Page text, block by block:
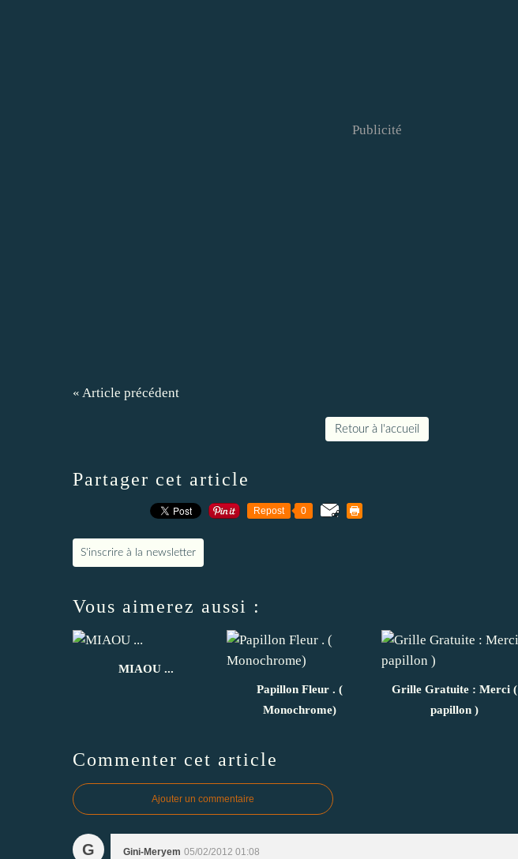
Publicité
« Article précédent
Retour à l'accueil
Partager cet article
Repost 0
S'inscrire à la newsletter
Vous aimerez aussi :
MIAOU ...
Papillon Fleur . (
Monochrome)
Grille Gratuite : Merci (
papillon )
Commenter cet article
Ajouter un commentaire
G Gini-Meryem 05/02/2012 01:08